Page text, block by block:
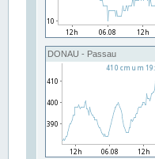
DONAU - Passau